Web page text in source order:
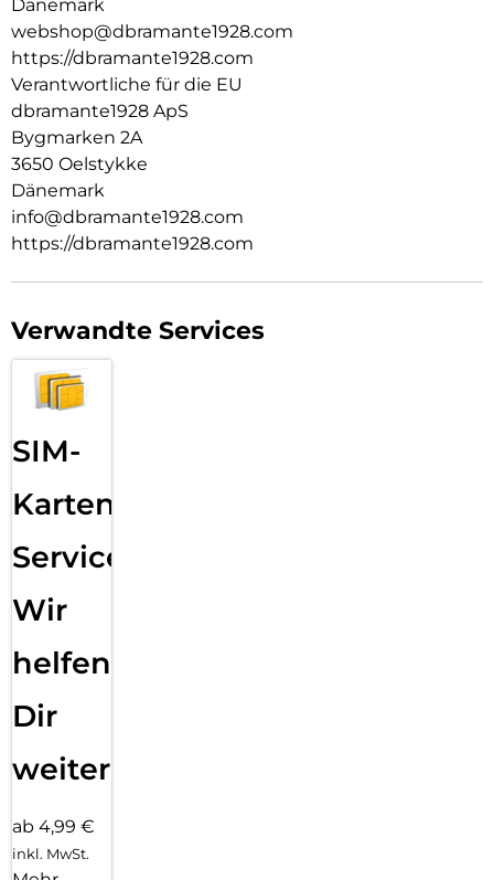
Dänemark
webshop@dbramante1928.com
https://dbramante1928.com
Verantwortliche für die EU
dbramante1928 ApS
Bygmarken 2A
3650 Oelstykke
Dänemark
info@dbramante1928.com
https://dbramante1928.com
Verwandte Services
SIM-
Karten
Service:
Wir
helfen
Dir
weiter
ab 4,99 €
inkl. MwSt.